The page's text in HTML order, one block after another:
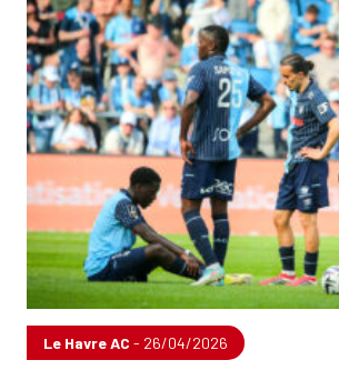
Le Havre AC - 26/04/2026